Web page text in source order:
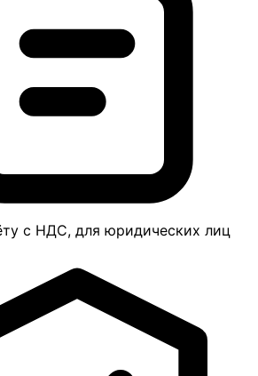
с НДС, для юридических лиц